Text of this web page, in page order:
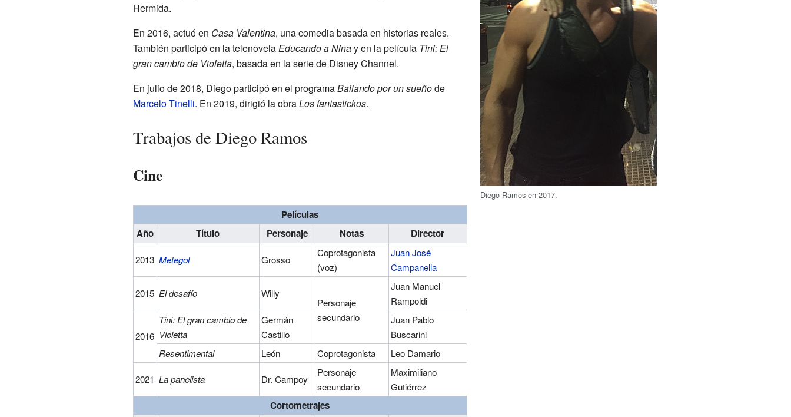
Diego Ramos en 2017.
Hermida.
En 2016, actuó en Casa Valentina, una comedia basada en historias reales.
También participó en la telenovelaEducando a Ninay en la película Tini: El
gran cambio de Violetta, basada en la serie de Disney Channel.
En julio de 2018, Diego participó en el programaBailando por un sueñode
Marcelo Tinelli. En 2019, dirigió la obraLos fantastickos.
Trabajos de Diego Ramos
Cine
Películas
Año
Título Personaje Notas Director
2013 Metegol Grosso
Coprotagonista
(voz)
Juan José
Campanella
2015 El desafío Willy
Personaje
secundario
Juan Manuel
Rampoldi
2016
Tini: El gran cambio de
Violetta
Germán
Castillo
Juan Pablo
Buscarini
Resentimental
León Coprotagonista Leo Damario
2021 La panelista Dr. Campoy
Personaje
secundario
Maximiliano
Gutiérrez
Cortometrajes